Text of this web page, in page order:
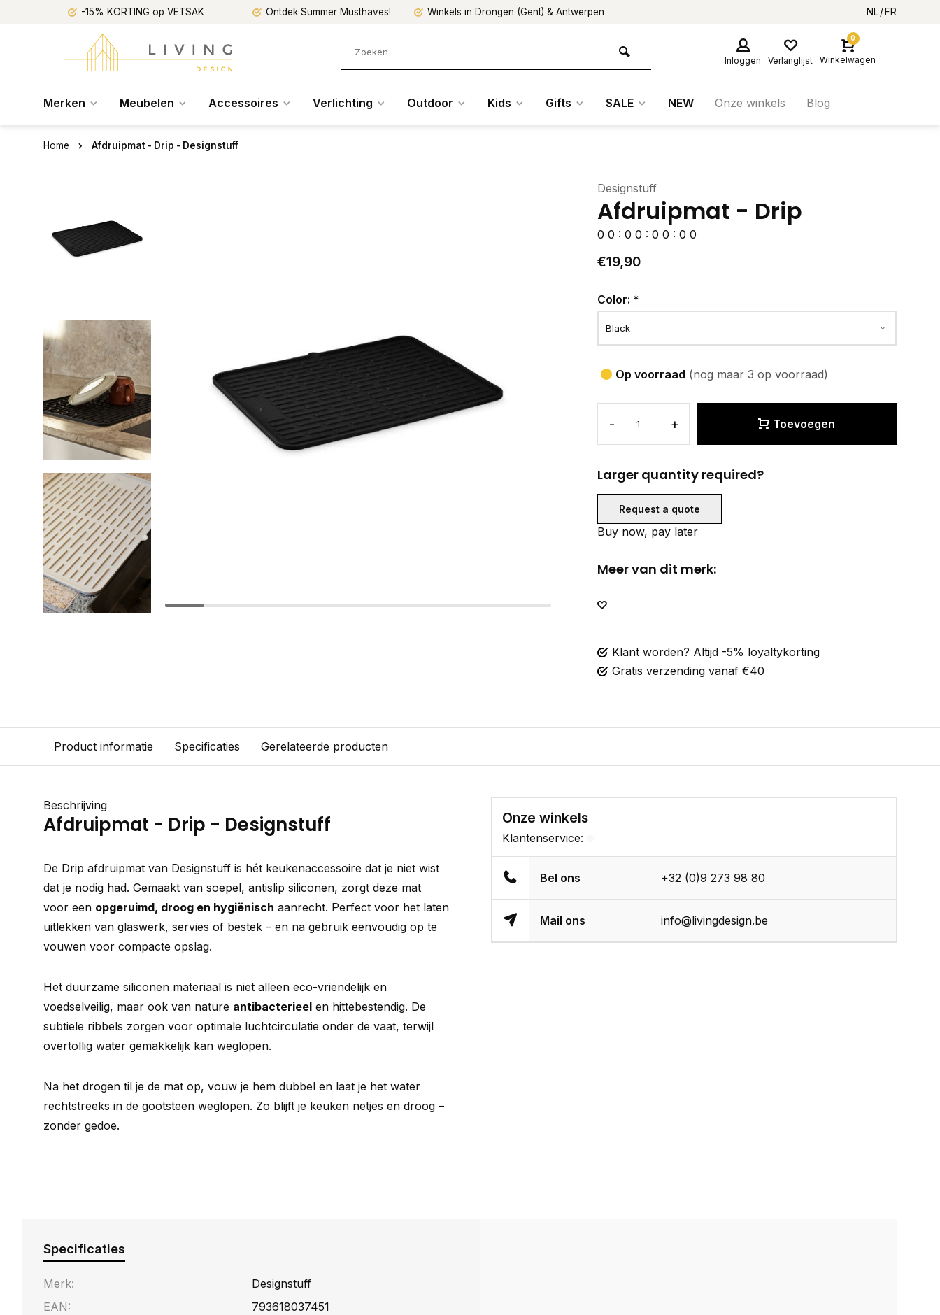
-15% KORTING op VETSAK Ontdek Summer Musthaves! Winkels in Drongen (Gent) & Antwerpen NL FR
Inloggen Verlanglijst
0
Winkelwagen
Merken Meubelen Accessoires Verlichting Outdoor Kids Gifts SALE NEW Onze winkels Blog
Home Afdruipmat - Drip - Designstuff
Designstuff
Afdruipmat - Drip
0 0 : 0 0 : 0 0 : 0 0
€19,90
Color: *
Op voorraad (nog maar 3 op voorraad)
- + Toevoegen
Larger quantity required?
Request a quote
Buy now, pay later
Meer van dit merk:
Klant worden? Altijd -5% loyaltykorting
Gratis verzending vanaf €40
Product informatie Specificaties Gerelateerde producten
Beschrijving
Afdruipmat - Drip - Designstuff
De Drip afdruipmat van Designstuff is hét keukenaccessoire dat je niet wist
dat je nodig had. Gemaakt van soepel, antislip siliconen, zorgt deze mat
voor een opgeruimd, droog en hygiënisch aanrecht. Perfect voor het laten
uitlekken van glaswerk, servies of bestek – en na gebruik eenvoudig op te
vouwen voor compacte opslag.
Het duurzame siliconen materiaal is niet alleen eco-vriendelijk en
voedselveilig, maar ook van nature antibacterieel en hittebestendig. De
subtiele ribbels zorgen voor optimale luchtcirculatie onder de vaat, terwijl
overtollig water gemakkelijk kan weglopen.
Na het drogen til je de mat op, vouw je hem dubbel en laat je het water
rechtstreeks in de gootsteen weglopen. Zo blijft je keuken netjes en droog –
zonder gedoe.
Onze winkels
Klantenservice:
Bel ons +32 (0)9 273 98 80
Mail ons info@livingdesign.be
Specificaties
Merk:
Designstuff
EAN:
793618037451